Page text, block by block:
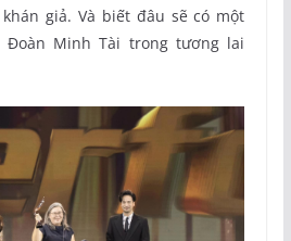
giả. Và biết đâu sẽ có một
Minh Tài trong tương lai